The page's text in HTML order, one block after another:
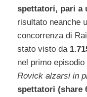
spettatori, pari a
risultato neanche
concorrenza di
stato visto da
nel primo
Rovick alzarsi in
spettatori (share